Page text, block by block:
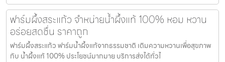
ฟาร์มผึ้งสระแก้ว จำหน่ายน้ำผึ้งแท้ 100% หอม หวาน
อร่อยสดชื่น ราคาถูก
ฟาร์มผึ้งสระแก้ว ฟาร์มน้ำผึ้งแท้จากธรรมชาติ เติมความหวานเพื่อสุขภาพ
กับ น้ำผึ้งแท้ 100% ประโยชน์มากมาย บริการส่งได้ทั่วไ